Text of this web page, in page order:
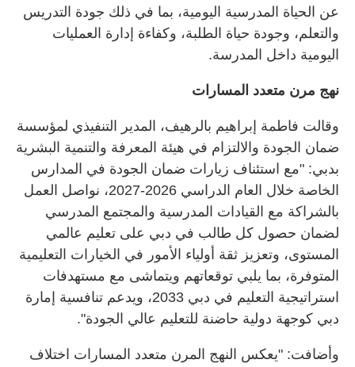
عن الحياة المدرسية اليومية، بما في ذلك جودة التدريس
والتعلم، وجودة حياة الطلبة، وكفاءة إدارة العمليات
اليومية داخل المدرسة.
نهج مرن متعدد المسارات
وقالت فاطمة إبراهيم بالرهيف، المدير التنفيذي لمؤسسة
ضمان الجودة والالتزام في هيئة المعرفة والتنمية البشرية
بدبي: "مع استئناف زيارات ضمان الجودة في المدارس
الخاصة خلال العام الدراسي 2026-2027، نواصل العمل
بالشراكة مع القيادات المدرسية والمجتمع المدرسي
لضمان حصول كل طالب في دبي على تعليم عالمي
المستوى، وتعزيز ثقة أولياء الأمور في الخيارات التعليمية
المتوفرة، بما يلبي توقعاتهم ويتماشى مع مستهدفات
استراتيجية التعليم في دبي 2033، ويدعم تنافسية إمارة
دبي كوجهة دولية حاضنة للتعليم عالي الجودة".
وأضافت: "يعكس النهج المرن متعدد المسارات اختلاف